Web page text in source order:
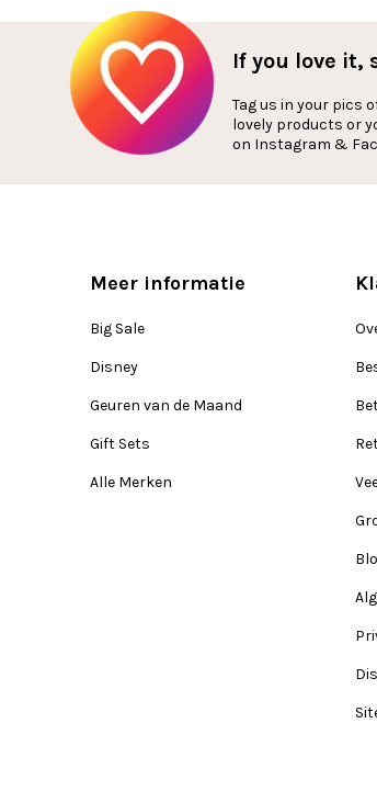
If you love it,
Tag us in your pics
lovely products or
on Instagram &
Meer informatie
Big Sale
Disney
Geuren van de Maand
Gift Sets
Alle Merken